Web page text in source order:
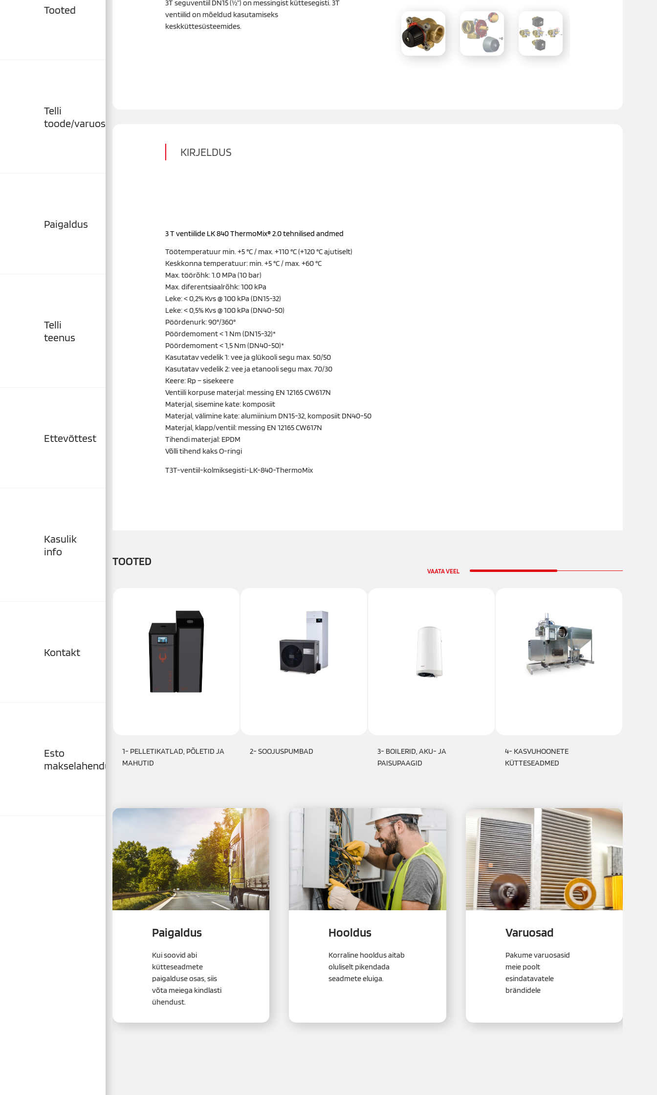
Tooted
Telli
toode/varuosa
Paigaldus
Telli
teenus
Ettevõttest
Kasulik
info
Kontakt
Esto
makselahendused
3T seguventiil DN15 (½”) on messingist küttesegisti. 3T
ventiilid on mõeldud kasutamiseks
keskküttesüsteemides.
KIRJELDUS
3 T ventiilide LK 840 ThermoMix® 2.0 tehnilised andmed
Töötemperatuur min. +5 °C / max. +110 °C (+120 °C ajutiselt)
Keskkonna temperatuur: min. +5 °C / max. +60 °C
Max. töörõhk: 1.0 MPa (10 bar)
Max. diferentsiaalrõhk: 100 kPa
Leke: < 0,2% Kvs @ 100 kPa (DN15-32)
Leke: < 0,5% Kvs @ 100 kPa (DN40-50)
Pöördenurk: 90°/360°
Pöördemoment < 1 Nm (DN15-32)*
Pöördemoment < 1,5 Nm (DN40-50)*
Kasutatav vedelik 1: vee ja glükooli segu max. 50/50
Kasutatav vedelik 2: vee ja etanooli segu max. 70/30
Keere: Rp – sisekeere
Ventiili korpuse materjal: messing EN 12165 CW617N
Materjal, sisemine kate: komposiit
Materjal, välimine kate: alumiinium DN15-32, komposiit DN40-50
Materjal, klapp/ventiil: messing EN 12165 CW617N
Tihendi materjal: EPDM
Võlli tihend kaks O-ringi
T3T-ventiil-kolmiksegisti-LK-840-ThermoMix
TOOTED
1- PELLETIKATLAD, PÕLETID JA
MAHUTID
2- SOOJUSPUMBAD
3- BOILERID, AKU- JA
PAISUPAAGID
4- KASVUHOONETE
KÜTTESEADMED
VAATA VEEL
Paigaldus
Kui soovid abi
kütteseadmete
paigalduse osas, siis
võta meiega kindlasti
ühendust.
Hooldus
Korraline hooldus aitab
oluliselt pikendada
seadmete eluiga.
Varuosad
Pakume varuosasid
meie poolt
esindatavatele
brändidele